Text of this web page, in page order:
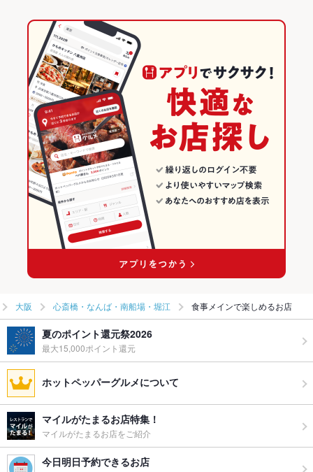
大阪 心斎橋・なんば・南船場・堀江 食事メインで楽しめるお店
夏のポイント還元祭2026
最大15,000ポイント還元
ホットペッパーグルメについて
マイルがたまるお店特集！
マイルがたまるお店をご紹介
今日明日予約できるお店